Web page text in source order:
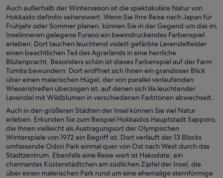
Auch außerhalb der Wintersaison ist die spektakuläre Natur von
Hokkaido definitiv sehenswert. Wenn Sie Ihre Reise nach Japan für
Frühjahr oder Sommer planen, können Sie in der Gegend um das im
Inselinneren gelegene Furano ein beeindruckendes Farbenspiel
erleben: Dort tauchen leuchtend violett gefärbte Lavendelfelder
einen beachtlichen Teil des Agrarlands in eine herrliche
Blütenpracht. Besonders schön ist dieses Farbenspiel auf der Farm
Tomita bewundern: Dort eröffnet sich Ihnen ein grandioser Blick
über einen malerischen Hügel, der von parallel verlaufenden
Wiesenstreifen überzogen ist, auf denen sich lila leuchtender
Lavendel mit Wildblumen in verschiedenen Farbtönen abwechselt.
Auch in den größeren Städten der Insel können Sie viel Natur
erleben. Erkunden Sie zum Beispiel Hokkaidos Hauptstadt Sapporo,
die Ihnen vielleicht als Austragungsort der Olympischen
Winterspiele von 1972 ein Begriff ist. Dort verläuft der 13 Blocks
umfassende Odori Park einmal quer von Ost nach West durch das
Stadtzentrum. Ebenfalls eine Reise wert ist Hakodate, ein
charmantes Küstenstädtchen am südlichen Zipfel der Insel, die
über einen malerischen Park rund um eine ehemalige sternförmige